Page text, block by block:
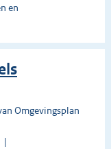
en
Omgevingsplan